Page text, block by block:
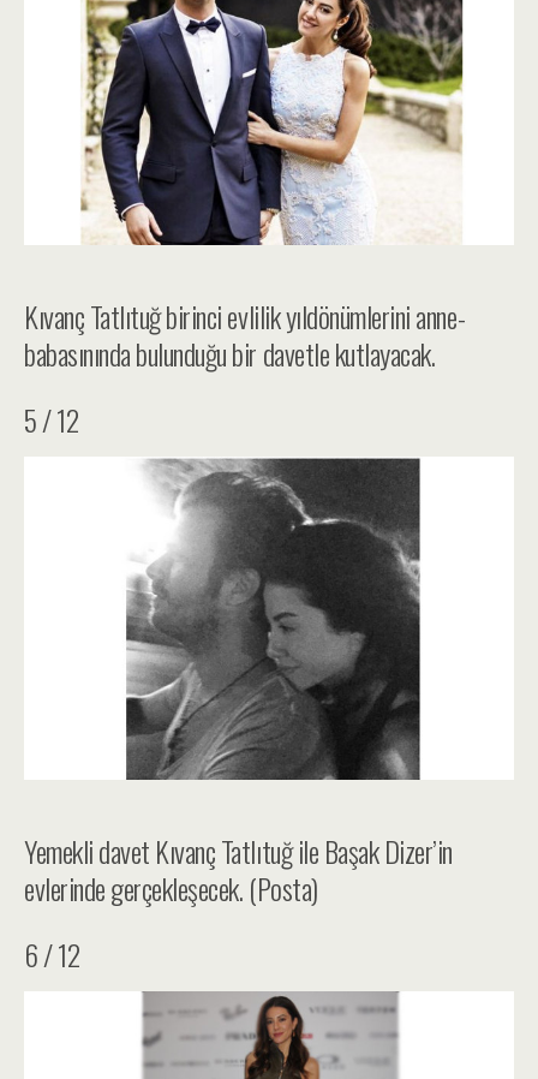
Kıvanç Tatlıtuğ birinci evlilik yıldönümlerini anne-
babasınında bulunduğu bir davetle kutlayacak.
5 / 12
Yemekli davet Kıvanç Tatlıtuğ ile Başak Dizer’in
evlerinde gerçekleşecek. (Posta)
6 / 12